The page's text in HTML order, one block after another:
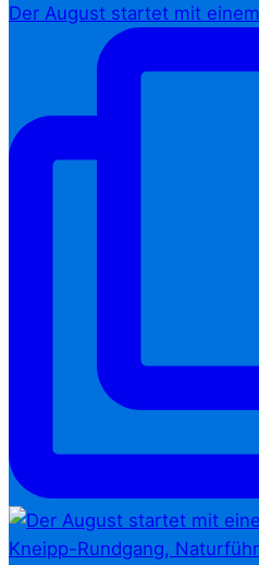
Der August startet mit